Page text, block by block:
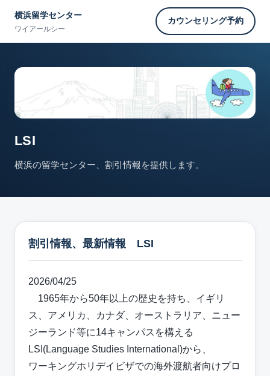
横浜留学センター
ワイアールシー
カウンセリング予約
LSI
横浜の留学センター、割引情報を提供します。
割引情報、最新情報 LSI
2026/04/25
1965年から50年以上の歴史を持ち、イギリ
ス、アメリカ、カナダ、オーストラリア、ニュー
ジーランド等に14キャンパスを構える
LSI(Language Studies International)から、
ワーキングホリデイビザでの海外渡航者向けプロ